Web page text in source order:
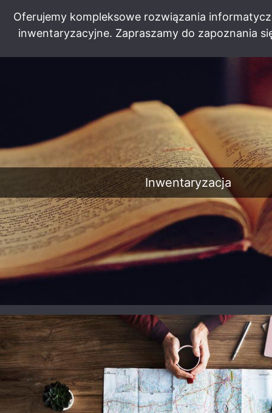
Cmentarz komunalny
w Krobielewku
Krypta pod
klasztorem o. Pijarów
Cmentarz miejski w
Cmentarz komunalny
w Zatorze
Cmentarz parafialny
w Konradowie
Cmentarz komunalny
w Kamionkach
Cmentarz Parafialny
w Raciechowicach
Cmentarz parafialny
w Bursztynowie
w
Oferujemy kompleksowe rozwiązania
inwentaryzacyjne. Zapraszamy do zapoznania
Inwentaryzacja